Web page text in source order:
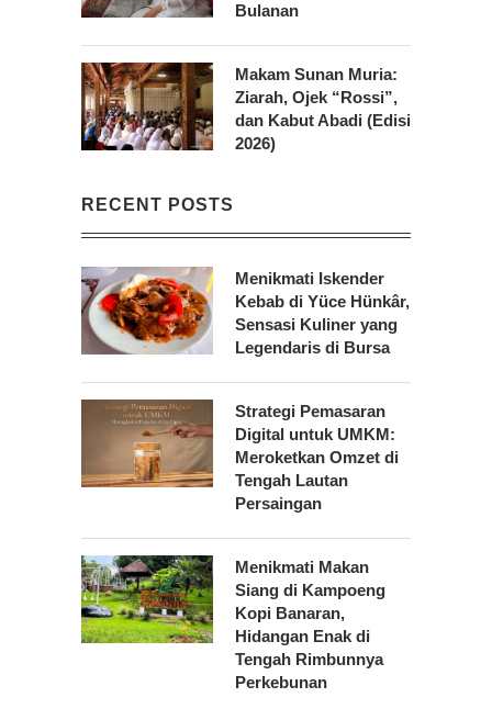
Bulanan
Makam Sunan Muria:
Ziarah, Ojek “Rossi”,
dan Kabut Abadi (Edisi
2026)
RECENT POSTS
Menikmati Iskender
Kebab di Yüce Hünkâr,
Sensasi Kuliner yang
Legendaris di Bursa
Strategi Pemasaran
Digital untuk UMKM:
Meroketkan Omzet di
Tengah Lautan
Persaingan
Menikmati Makan
Siang di Kampoeng
Kopi Banaran,
Hidangan Enak di
Tengah Rimbunnya
Perkebunan